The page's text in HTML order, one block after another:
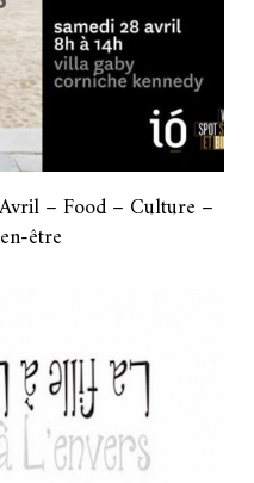
– Food – Culture –
être